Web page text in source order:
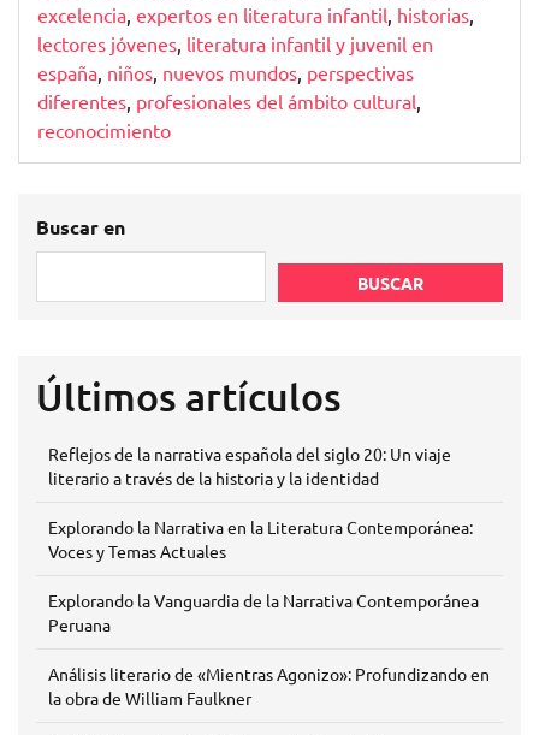
excelencia, expertos en literatura infantil, historias,
lectores jóvenes, literatura infantil y juvenil en
españa, niños, nuevos mundos, perspectivas
diferentes, profesionales del ámbito cultural,
reconocimiento
Buscar en
BUSCAR
Últimos artículos
Reflejos de la narrativa española del siglo 20: Un viaje
literario a través de la historia y la identidad
Explorando la Narrativa en la Literatura Contemporánea:
Voces y Temas Actuales
Explorando la Vanguardia de la Narrativa Contemporánea
Peruana
Análisis literario de «Mientras Agonizo»: Profundizando en
la obra de William Faulkner